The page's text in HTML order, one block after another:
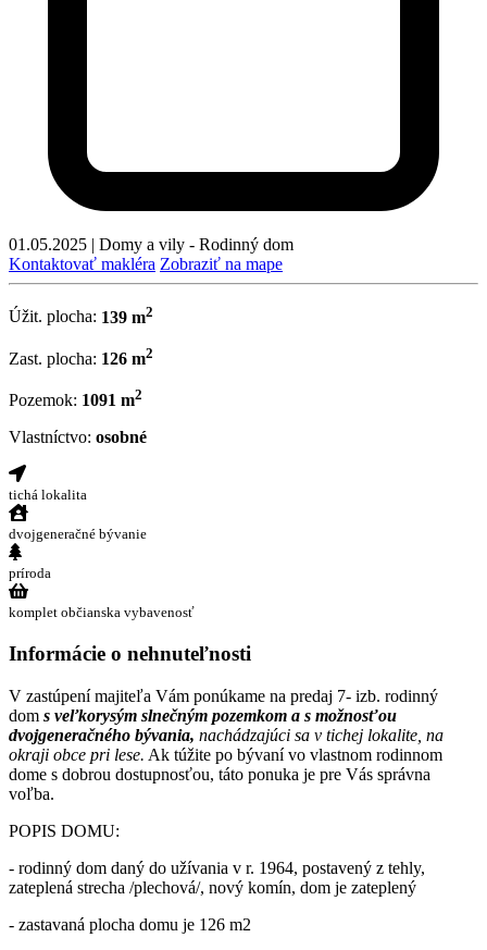
01.05.2025 | Domy a vily - Rodinný dom
Kontaktovať makléra Zobraziť na mape
Úžit. plocha: 139 m2
Zast. plocha: 126 m2
Pozemok: 1091 m2
Vlastníctvo: osobné
tichá lokalita
dvojgeneračné bývanie
príroda
komplet občianska vybavenosť
Informácie o nehnuteľnosti
V zastúpení majiteľa Vám ponúkame na predaj 7- izb. rodinný
dom s veľkorysým slnečným pozemkom a s možnosťou
dvojgeneračného bývania, nachádzajúci sa v tichej lokalite, na
okraji obce pri lese. Ak túžite po bývaní vo vlastnom rodinnom
dome s dobrou dostupnosťou, táto ponuka je pre Vás správna
voľba.
POPIS DOMU:
- rodinný dom daný do užívania v r. 1964, postavený z tehly,
zateplená strecha /plechová/, nový komín, dom je zateplený
- zastavaná plocha domu je 126 m2